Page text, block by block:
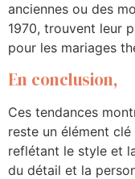
anciennes ou des
1970, trouvent leur
pour les mariages
En conclusion,
Ces tendances
reste un élément
reflétant le style et
du détail et la